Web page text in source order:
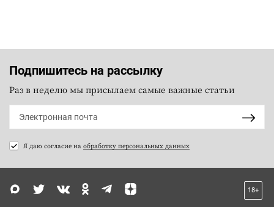
Подпишитесь на рассылку
Раз в неделю мы присылаем самые важные статьи
Я даю согласие на обработку персональных данных
18+